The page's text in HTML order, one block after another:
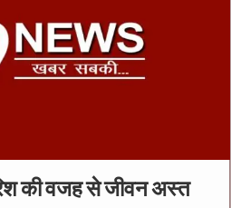
की वजह से जीवन अस्त